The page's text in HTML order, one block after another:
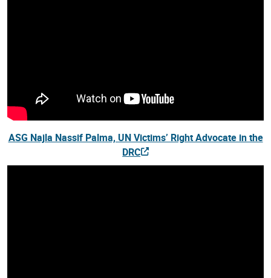
ASG Najla Nassif Palma, UN Victims’ Right Advocate in the
DRC